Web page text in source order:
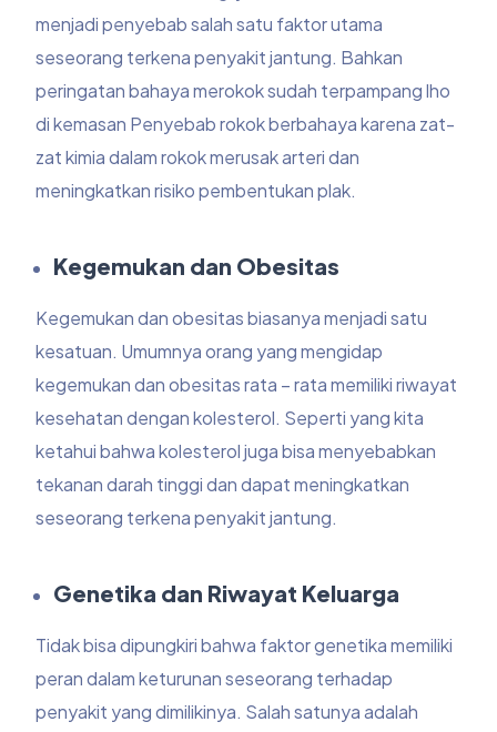
menjadi penyebab salah satu faktor utama
seseorang terkena penyakit jantung. Bahkan
peringatan bahaya merokok sudah terpampang lho
di kemasan Penyebab rokok berbahaya karena zat-
zat kimia dalam rokok merusak arteri dan
meningkatkan risiko pembentukan plak.
Kegemukan dan Obesitas
Kegemukan dan obesitas biasanya menjadi satu
kesatuan. Umumnya orang yang mengidap
kegemukan dan obesitas rata – rata memiliki riwayat
kesehatan dengan kolesterol. Seperti yang kita
ketahui bahwa kolesterol juga bisa menyebabkan
tekanan darah tinggi dan dapat meningkatkan
seseorang terkena penyakit jantung.
Genetika dan Riwayat Keluarga
Tidak bisa dipungkiri bahwa faktor genetika memiliki
peran dalam keturunan seseorang terhadap
penyakit yang dimilikinya. Salah satunya adalah